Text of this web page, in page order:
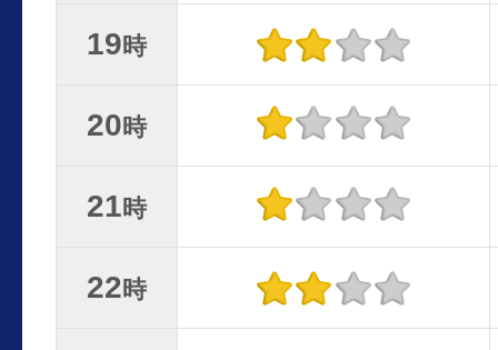
19時
20時
21時
22時